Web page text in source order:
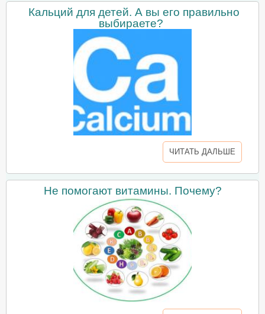
Кальций для детей. А вы его правильно
выбираете?
ЧИТАТЬ ДАЛЬШЕ
Не помогают витамины. Почему?